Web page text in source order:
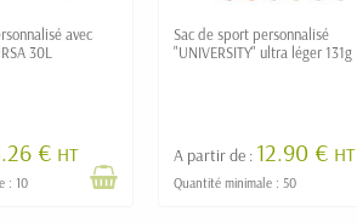
avec
30L
€ HT
: 10
Sac de sport personnalisé
"UNIVERSITY" ultra léger 131g
A partir de : 12.90 € HT
Quantité minimale : 50